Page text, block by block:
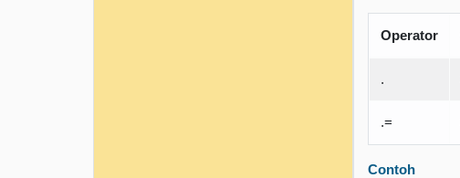
Operator
.
.=
Contoh